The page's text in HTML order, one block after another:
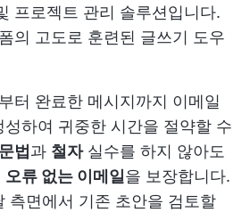
프로젝트 관리 솔루션입니다.
의 고도로 훈련된 글쓰기 도우
터 완료한 메시지까지 이메일
하여 귀중한 시간을 절약할 수
문법과 철자실수를 하지 않아도
오류 없는 이메일을 보장합니다.
측면에서 기존 초안을 검토할